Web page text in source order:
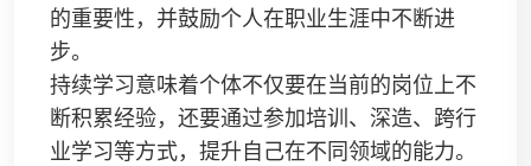
的重要性，并鼓励个人在职业生涯中不断进
步。
持续学习意味着个体不仅要在当前的岗位上不
断积累经验，还要通过参加培训、深造、跨行
业学习等方式，提升自己在不同领域的能力。